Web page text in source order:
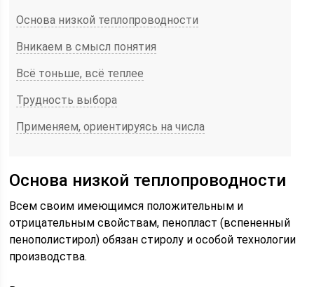
Основа низкой теплопроводности
Вникаем в смысл понятия
Всё тоньше, всё теплее
Трудность выбора
Применяем, ориентируясь на числа
Основа низкой теплопроводности
Всем своим имеющимся положительным и
отрицательным свойствам, пенопласт (вспененный
пенополистирол) обязан стиролу и особой технологии
производства.